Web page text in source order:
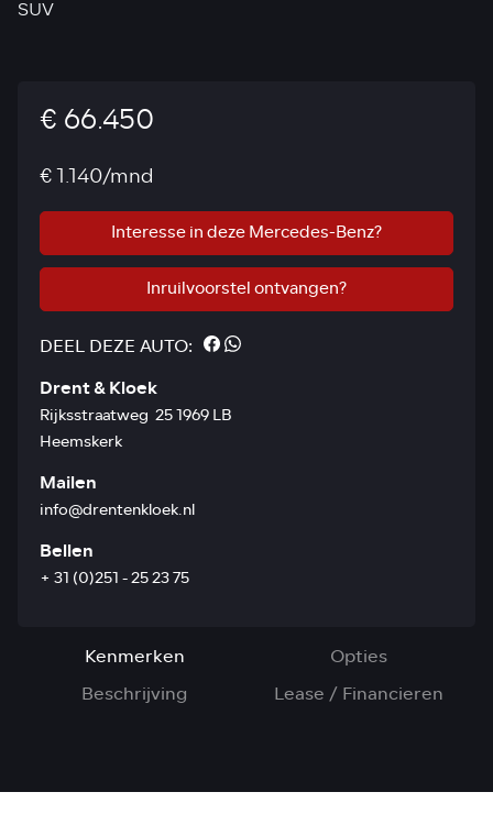
SUV
€ 66.450
€ 1.140/mnd
Interesse in deze Mercedes-Benz?
Inruilvoorstel ontvangen?
DEEL DEZE AUTO:
Drent & Kloek
Rijksstraatweg 25 1969 LB
Heemskerk
Mailen
info@drentenkloek.nl
Bellen
+ 31 (0)251 - 25 23 75
Kenmerken
Opties
Beschrijving
Lease / Financieren